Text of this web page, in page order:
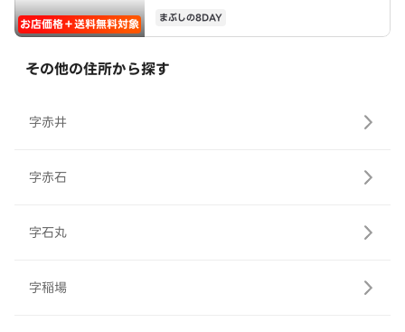
お店価格＋送料無料対象 まぶしの8DAY
その他の住所から探す
字赤井
字赤石
字石丸
字稲場